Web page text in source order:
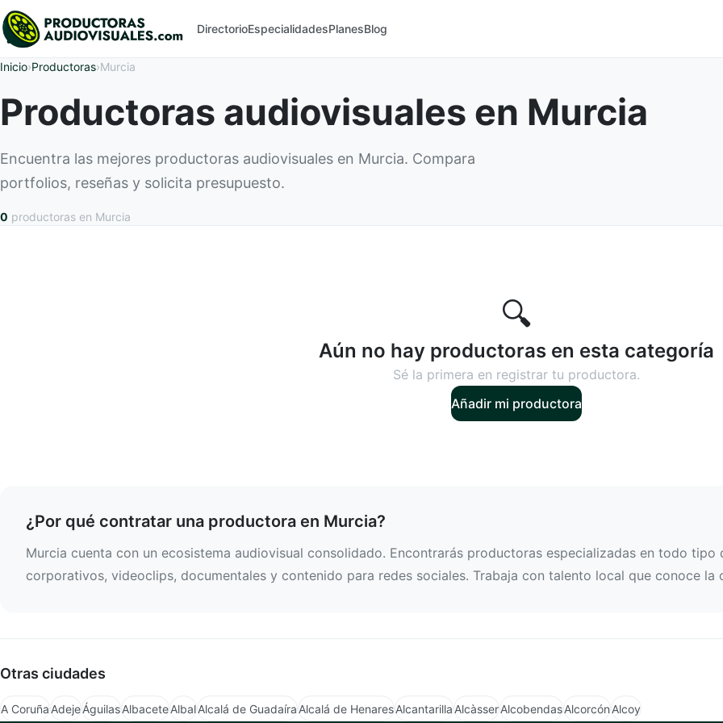
DirectorioEspecialidadesPlanesBlog
Inicio›Productoras›Murcia
Productoras audiovisuales en Murcia
Encuentra las mejores productoras audiovisuales en Murcia. Compara
portfolios, reseñas y solicita presupuesto.
0 productoras en Murcia
🔍
Aún no hay productoras en esta categoría
Sé la primera en registrar tu productora.
Añadir mi productora
¿Por qué contratar una productora en Murcia?
Murcia cuenta con un ecosistema audiovisual consolidado. Encontrarás productoras especializadas en todo
corporativos, videoclips, documentales y contenido para redes sociales. Trabaja con talento local que conoce la
Otras ciudades
A CoruñaAdejeÁguilasAlbaceteAlbalAlcalá de GuadaíraAlcalá de HenaresAlcantarillaAlcàsserAlcobendasAlcorcónAlcoy